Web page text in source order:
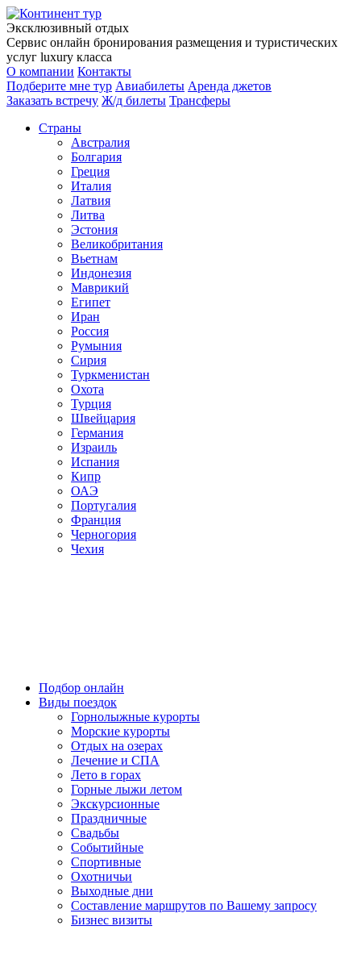
Эксклюзивный отдых
Сервис онлайн бронирования размещения и туристических
услуг luxury класса
О компании Контакты
Подберите мне тур Авиабилеты Аренда джетов
Заказать встречу Ж/д билеты Трансферы
Страны
Австралия
Болгария
Греция
Италия
Латвия
Литва
Эстония
Великобритания
Вьетнам
Индонезия
Маврикий
Египет
Иран
Россия
Румыния
Сирия
Туркменистан
Охота
Турция
Швейцария
Германия
Израиль
Испания
Кипр
ОАЭ
Португалия
Франция
Черногория
Чехия
Подбор онлайн
Виды поездок
Горнолыжные курорты
Морские курорты
Отдых на озерах
Лечение и СПА
Лето в горах
Горные лыжи летом
Экскурсионные
Праздничные
Свадьбы
Событийные
Спортивные
Охотничьи
Выходные дни
Составление маршрутов по Вашему запросу
Бизнес визиты